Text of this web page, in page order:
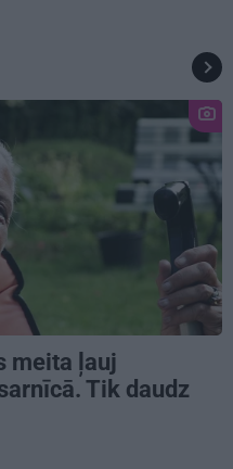
meita ļauj
Tik daudz